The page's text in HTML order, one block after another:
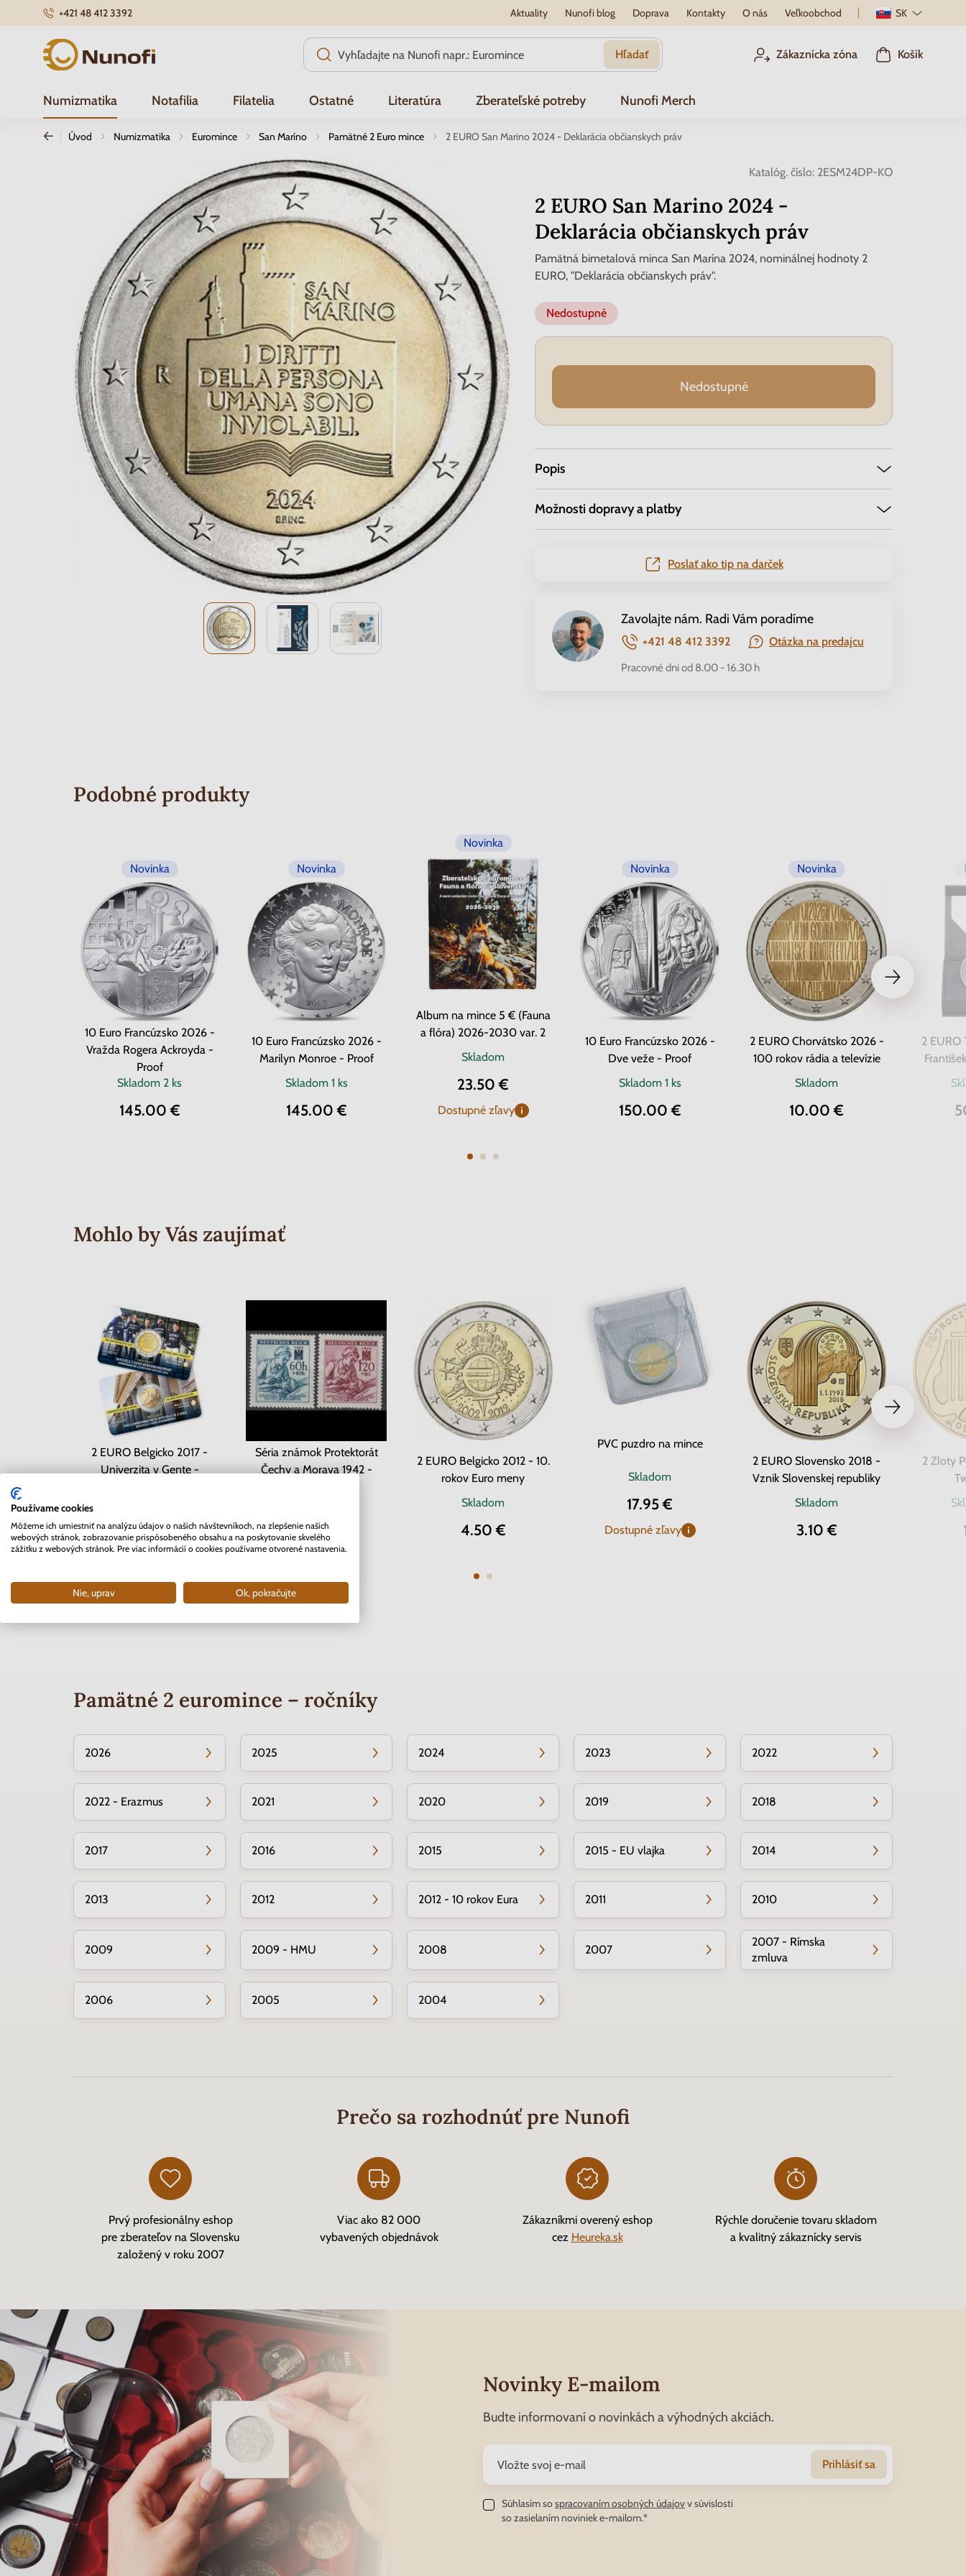
+421 48 412 3392 Aktuality Nunofi blog Doprava Kontakty O nás Veľkoobchod SK
Nunofi.sk Hľadať Zákaznícka zóna Košík
Numizmatika Notafilia Filatelia Ostatné Literatúra Zberateľské potreby Nunofi Merch
Úvod Numizmatika Euromince San Maríno Pamätné 2 Euro mince 2 EURO San Marino 2024 - Deklarácia občianskych práv
Katalóg. číslo: 2ESM24DP-KO
2 EURO San Marino 2024 -
Deklarácia občianskych práv
Pamätná bimetalová minca San Marína 2024, nominálnej hodnoty 2
EURO, "Deklarácia občianskych práv".
Nedostupné
Nedostupné
Popis
Možnosti dopravy a platby
Poslať ako tip na darček
Zavolajte nám. Radi Vám poradíme
+421 48 412 3392 Otázka na predajcu
Pracovné dni od 8.00 - 16.30 h
Podobné produkty
Novinka
10 Euro Francúzsko 2026 -
Vražda Rogera Ackroyda -
Proof
Skladom 2 ks
145.00 €
Novinka
10 Euro Francúzsko 2026 -
Marilyn Monroe - Proof
Skladom 1 ks
145.00 €
Novinka
Album na mince 5 € (Fauna
a flóra) 2026-2030 var. 2
Skladom
23.50 €
Dostupné zľavy
Novinka
10 Euro Francúzsko 2026 -
Dve veže - Proof
Skladom 1 ks
150.00 €
Novinka
2 EURO Chorvátsko 2026 -
100 rokov rádia a televízie
Skladom
10.00 €
2 EURO
Mohlo by Vás zaujímať
2 EURO Belgicko 2017 -
Univerzita v Gente -
10.90 €
Séria známok Protektorát
Čechy a Morava 1942 -
0.40 €
2 EURO Belgicko 2012 - 10.
rokov Euro meny
Skladom
4.50 €
PVC puzdro na mince
Skladom
17.95 €
Dostupné zľavy
2 EURO Slovensko 2018 -
Vznik Slovenskej republiky
Skladom
3.10 €
2 Zloty
Pamätné 2 euromince – ročníky
2026 2025 2024 2023 2022
2022 - Erazmus 2021 2020 2019 2018
2017 2016 2015 2015 - EU vlajka 2014
2013 2012 2012 - 10 rokov Eura 2011 2010
2009 2009 - HMU 2008 2007
2007 - Rímska
zmluva
2006 2005 2004
Prečo sa rozhodnúť pre Nunofi
Prvý profesionálny eshop
pre zberateľov na Slovensku
založený v roku 2007
Viac ako 82 000
vybavených objednávok
Zákazníkmi overený eshop
cez Heureka.sk
Rýchle doručenie tovaru skladom
a kvalitný zákaznícky servis
Novinky E-mailom
Budte informovaní o novinkách a výhodných akciách.
Prihlásiť sa
Súhlasím sospracovaním osobných údajovv súvislosti
so zasielaním noviniek e-mailom.*
Používame cookies
Môžeme ich umiestniť na analýzu údajov o našich návštevníkoch, na zlepšenie našich
webových stránok, zobrazovanie prispôsobeného obsahu a na poskytovanie skvelého
zážitku z webových stránok. Pre viac informácií o cookies používame otvorené nastavenia.
Nie, uprav Ok, pokračujte